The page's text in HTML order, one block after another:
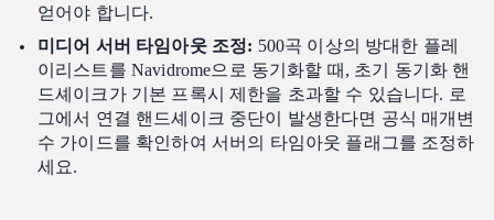
얻어야 합니다.
미디어 서버 타임아웃 조정: 500곡 이상의 방대한 플레
이리스트를 Navidrome으로 동기화할 때, 초기 동기화 핸
드셰이크가 기본 프록시 제한을 초과할 수 있습니다. 로
그에서 연결 핸드셰이크 중단이 발생한다면 공식 매개변
수 가이드를 확인하여 서버의 타임아웃 플래그를 조정하
세요.